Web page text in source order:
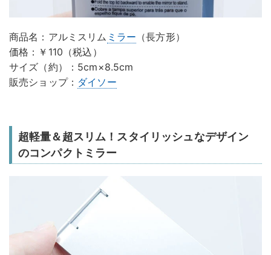
商品名：アルミスリム ミラー （長方形）
価格：￥110（税込）
サイズ（約）：5cm×8.5cm
販売ショップ： ダイソー
超軽量＆超スリム！スタイリッシュなデザイン
のコンパクトミラー